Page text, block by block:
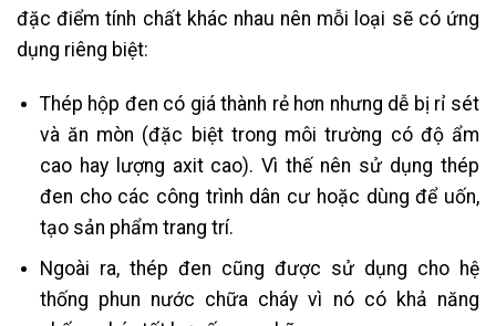
đặc điểm tính chất khác nhau nên mỗi loại sẽ có ứng
dụng riêng biệt:
Thép hộp đen có giá thành rẻ hơn nhưng dễ bị rỉ sét
và ăn mòn (đặc biệt trong môi trường có độ ẩm
cao hay lượng axit cao). Vì thế nên sử dụng thép
đen cho các công trình dân cư hoặc dùng để uốn,
tạo sản phẩm trang trí.
Ngoài ra, thép đen cũng được sử dụng cho hệ
thống phun nước chữa cháy vì nó có khả năng